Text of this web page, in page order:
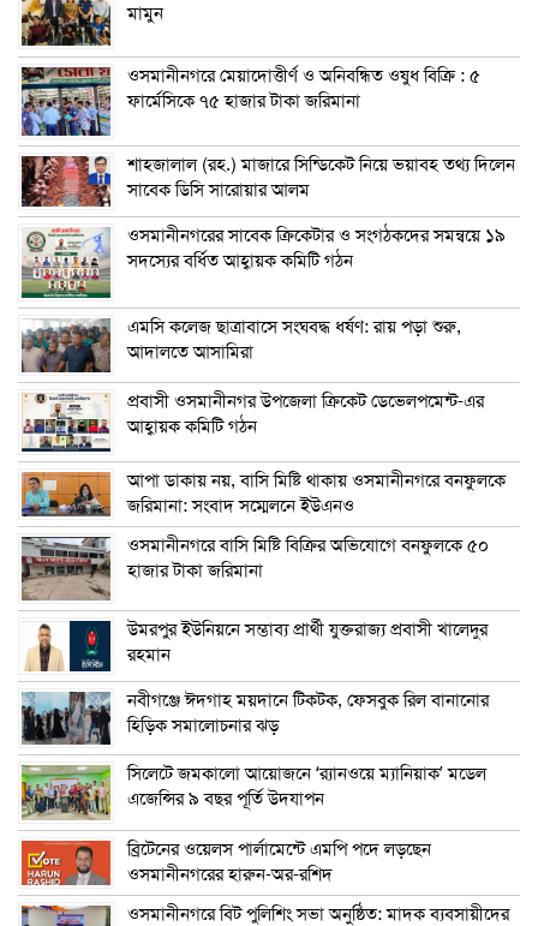
মামুন
ওসমানীনগরে মেয়াদোত্তীর্ণ ও অনিবন্ধিত ওষুধ বিক্রি : ৫
ফার্মেসিকে ৭৫ হাজার টাকা জরিমানা
শাহজালাল (রহ.) মাজারে সিন্ডিকেট নিয়ে ভয়াবহ তথ্য দিলেন
সাবেক ডিসি সারোয়ার আলম
ওসমানীনগরের সাবেক ক্রিকেটার ও সংগঠকদের সমন্বয়ে ১৯
সদস্যের বর্ধিত আহ্বায়ক কমিটি গঠন
এম‌সি কলেজ ছাত্রাবাসে সংঘবদ্ধ ধর্ষণ: রায় পড়া শুরু,
আদালতে আসামিরা
প্রবাসী ওসমানীনগর উপজেলা ক্রিকেট ডেভেলপমেন্ট-এর
আহ্বায়ক কমিটি গঠন
আপা ডাকায় নয়, বাসি মিষ্টি থাকায় ওসমানীনগরে বনফুলকে
জরিমানা: সংবাদ সম্মেলনে ইউএনও
ওসমানীনগরে বাসি মিষ্টি বিক্রির অভিযোগে বনফুলকে ৫০
হাজার টাকা জরিমানা
উমরপুর ইউনিয়নে সম্ভাব্য প্রার্থী যুক্তরাজ্য প্রবাসী খালেদুর
রহমান
নবীগঞ্জে ঈদগাহ ময়দানে টিকটক, ফেসবুক রিল বানানোর
হিড়িক সমালোচনার ঝড়
সিলেটে জমকালো আয়োজনে ‘র‍্যানওয়ে ম্যানিয়াক’ মডেল
এজেন্সির ৯ বছর পূর্তি উদযাপন
ব্রিটেনের ওয়েলস পার্লামেন্টে এমপি পদে লড়ছেন
ওসমানীনগরের হারুন-অর-রশিদ
ওসমানীনগরে বিট পুলিশিং সভা অনুষ্ঠিত: মাদক ব্যবসায়ীদের